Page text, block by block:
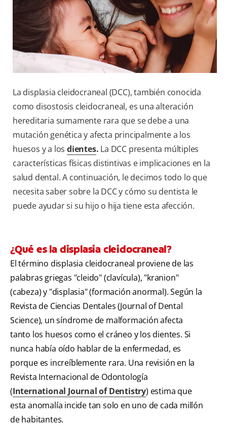
CR (ES)
SUSCRÍBASE
La displasia cleidocraneal (DCC), también conocida
como disostosis cleidocraneal, es una alteración
hereditaria sumamente rara que se debe a una
mutación genética y afecta principalmente a los
huesos y a losdientes. La DCC presenta múltiples
características físicas distintivas e implicaciones en la
salud dental. A continuación, le decimos todo lo que
necesita saber sobre la DCC y cómo su dentista le
puede ayudar si su hijo o hija tiene esta afección.
¿Qué es la displasia cleidocraneal?
El término displasia cleidocraneal proviene de las
palabras griegas "cleido" (clavícula), "kranion"
(cabeza) y "displasia" (formación anormal). Según la
Revista de Ciencias Dentales (Journal of Dental
Science), un síndrome de malformación afecta
tanto los huesos como el cráneo y los dientes. Si
nunca había oído hablar de la enfermedad, es
porque es increíblemente rara. Una revisión en la
Revista Internacional de Odontología
(International Journal of Dentistry) estima que
esta anomalía incide tan solo en uno de cada millón
de habitantes.